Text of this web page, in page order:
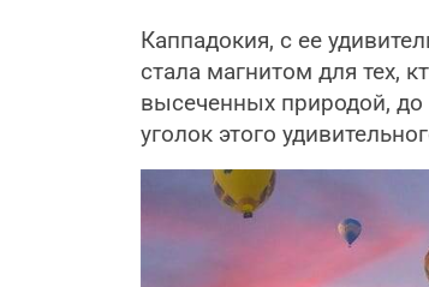
Каппадокия, с ее
стала магнитом для тех,
высеченных природой,
уголок этого